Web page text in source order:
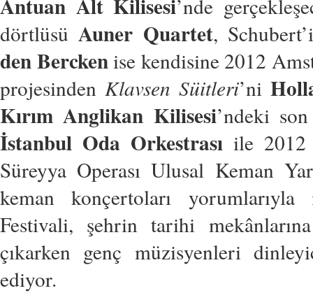
’nde
dörtlüsüAuner Quartet,
den Berckenise kendisine 2012
projesinden Klavsen Süitleri’ni
Kırım Anglikan Kilisesi’ndeki
İstanbul Oda Orkestrasıile 2012
Süreyya Operası Ulusal Keman
keman konçertoları
Festivali, şehrin tarihi
çıkarken genç müzisyenleri
ediyor.